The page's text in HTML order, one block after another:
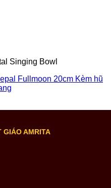
Singing Bowl
Fullmoon 20cm Kèm hũ
GIÁO AMRITA